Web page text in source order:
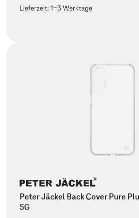
Lieferzeit:1-3 Werktage
Peter Jäckel Back Cover Pure
5G